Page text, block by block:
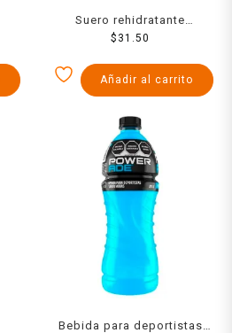
Suero rehidratante
Electrolit sabor manzana
$ 31.50
Añadir al carrito
Bebida para deportistas